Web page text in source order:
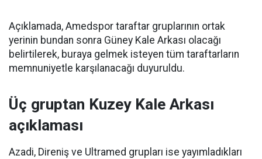
Açıklamada, Amedspor taraftar gruplarının ortak
yerinin bundan sonra Güney Kale Arkası olacağı
belirtilerek, buraya gelmek isteyen tüm taraftarların
memnuniyetle karşılanacağı duyuruldu.
Üç gruptan Kuzey Kale Arkası
açıklaması
Azadi, Direniş ve Ultramed grupları ise yayımladıkları